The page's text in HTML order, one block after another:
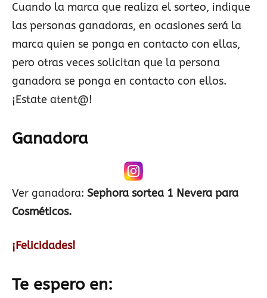
Cuando la marca que realiza el sorteo, indique
las personas ganadoras, en ocasiones será la
marca quien se ponga en contacto con ellas,
pero otras veces solicitan que la persona
ganadora se ponga en contacto con ellos.
¡Estate atent@!
Ganadora
Ver ganadora: Sephora sortea 1 Nevera para
Cosméticos.
¡Felicidades!
Te espero en: